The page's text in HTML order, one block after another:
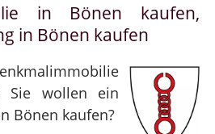
in Bönen kaufen,
in Bönen kaufen
Sie wollen ein
Bönen kaufen?